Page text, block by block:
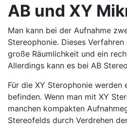
AB und XY
Man kann bei der Aufnahme
Stereophonie. Dieses
große Räumlichkeit und ein
Allerdings kann es bei AB
Für die XY Sterophonie
befinden. Wenn man mit XY
manchen kompakten
Stereofelds durch Verdrehen